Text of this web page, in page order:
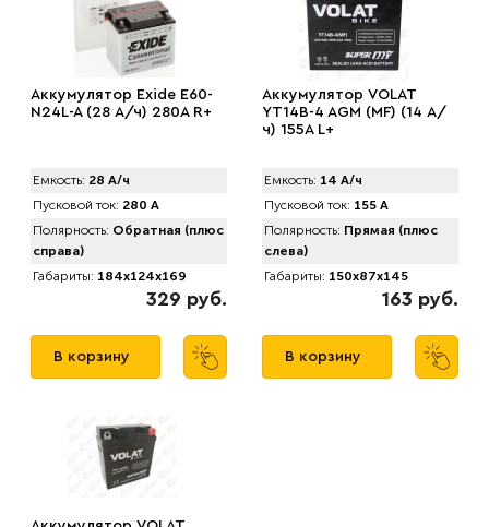
Аккумулятор Exide E60-
N24L-A (28 А/ч) 280A R+
Емкость: 28 А/ч
Пусковой ток: 280 А
Полярность: Обратная (плюс
справа)
Габариты: 184x124x169
329 руб.
В корзину
Аккумулятор VOLAT
YT14B-4 AGM (MF) (14 А/
ч) 155A L+
Емкость: 14 А/ч
Пусковой ток: 155 А
Полярность: Прямая (плюс
слева)
Габариты: 150x87x145
163 руб.
В корзину